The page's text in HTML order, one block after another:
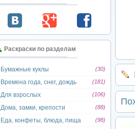
Раскраски по разделам
Бумажные куклы (30)
Времена года, снег, дождь (181)
Для взрослых (106)
Дома, замки, крепости (88)
Еда, конфеты, блюда, пища (98)